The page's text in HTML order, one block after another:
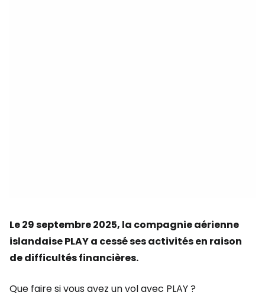
Le 29 septembre 2025, la compagnie aérienne
islandaise PLAY a cessé ses activités en raison
de difficultés financières.
Que faire si vous avez un vol avec PLAY ?